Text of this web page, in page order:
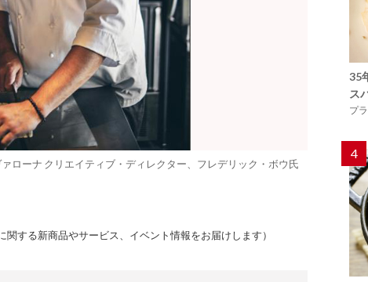
ローナ クリエイティブ・ディレクター、フレデリック・ボウ氏
関する新商品やサービス、イベント情報をお届けします）
35
ス
プ
4